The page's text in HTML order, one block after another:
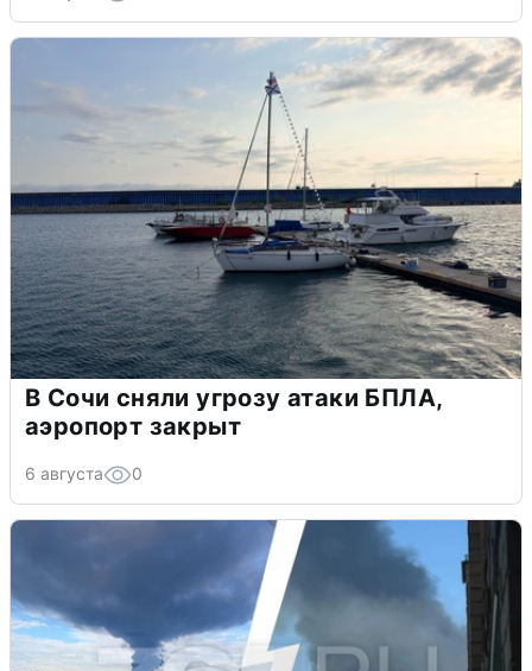
В Сочи сняли угрозу атаки БПЛА,
аэропорт закрыт
6 августа 0